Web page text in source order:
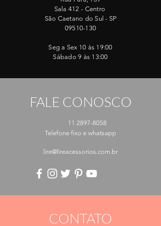
Sala 412 - Centro
São Caetano do Sul - SP
09510-130
Seg a Sex 10 às 19:00
Sábado 9 às 13:00
FALE CONOSCO
11 2897-8058
Telefone fixo e whatsapp
lire@lireacessorios.com.br
CONTATO